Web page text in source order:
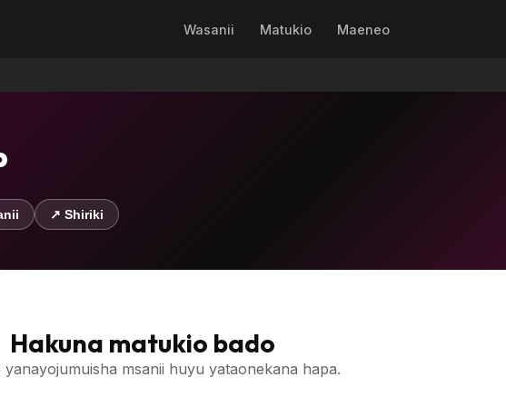
Wasanii Matukio Maeneo
↗ Shiriki
Hakuna matukio bado
yanayojumuisha msanii huyu yataonekana hapa.